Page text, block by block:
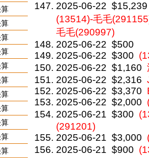
2025-06-22 $15,239
(13514)-毛毛
毛毛(290997)
2025-06-22 $500
2025-06-22 $300
2025-06-22 $1,160
2025-06-22 $2,316
2025-06-22 $3,370
2025-06-22 $2,000
2025-06-21 $300
(291201)
2025-06-21 $3,000
2025-06-21 $900